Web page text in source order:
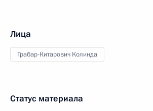
Лица
Грабар-Китарович Колинда
Статус материала